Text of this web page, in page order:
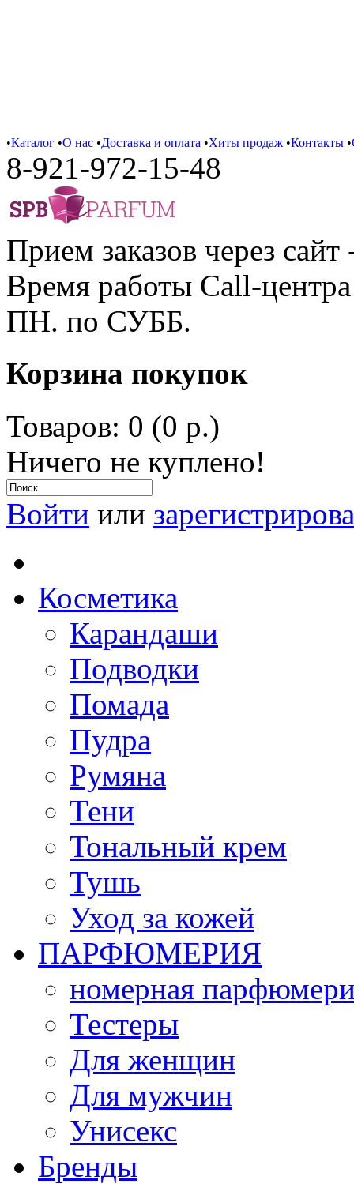
•Каталог •О нас •Доставка и оплата •Хиты продаж •Контакты •
8-921-972-15-48
Прием заказов через сайт
Время работы Call-
ПН. по СУББ.
Корзина покупок
Товаров: 0 (0 р.)
Ничего не куплено!
Войти или
Косметика
Карандаши
Подводки
Помада
Пудра
Румяна
Тени
Тональный крем
Тушь
Уход за кожей
ПАРФЮМЕРИЯ
номерная
Тестеры
Для женщин
Для мужчин
Унисекс
Бренды